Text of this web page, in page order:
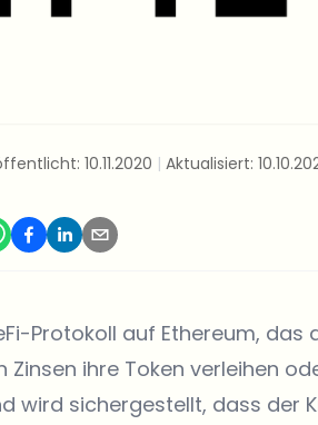
10.11.2020 | Aktualisiert:
Protokoll auf Ethereum,
Zinsen ihre Token verleihen
wird sichergestellt, dass der